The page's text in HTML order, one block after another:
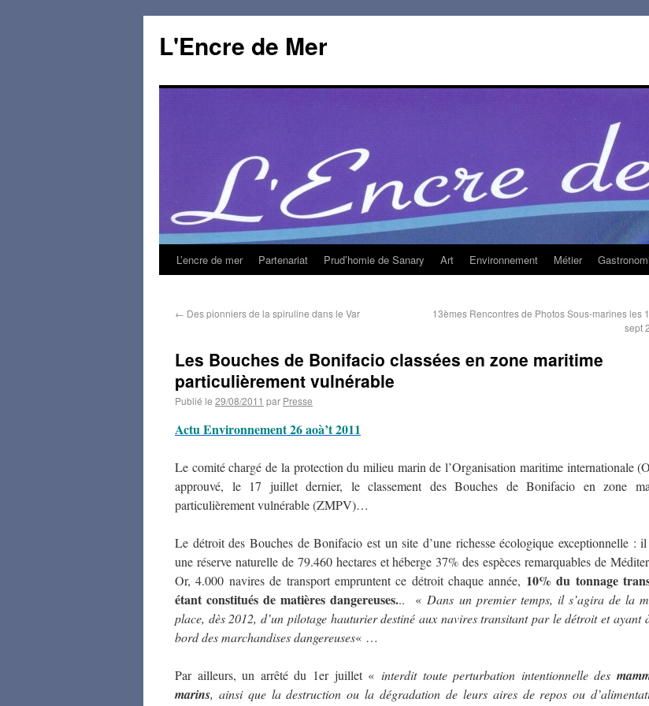
L'Encre de Mer
L’encre de mer Partenariat Prud’homie de Sanary Art Environnement Métier
← Des pionniers de la spiruline dans le Var
13èmes Rencontres de Photos Sous-marines les
sept
Les Bouches de Bonifacio classées en zone maritime
particulièrement vulnérable
Publié le 29/08/2011 par Presse
Actu Environnement 26 aoà’t 2011
Le comité chargé de la protection du milieu marin de l’Organisation maritime internationale
approuvé, le 17 juillet dernier, le classement des Bouches de Bonifacio en zone
particulièrement vulnérable (ZMPV)…
Le détroit des Bouches de Bonifacio est un site d’une richesse écologique exceptionnelle :
une réserve naturelle de 79.460 hectares et héberge 37% des espèces remarquables de
Or, 4.000 navires de transport empruntent ce détroit chaque année, 10% du tonnage
étant constitués de matières dangereuses... « Dans un premier temps, il s’agira de la
place, dès 2012, d’un pilotage hauturier destiné aux navires transitant par le détroit et
bord des marchandises dangereuses« …
Par ailleurs, un arrêté du 1er juillet « interdit toute perturbation intentionnelle des
marins, ainsi que la destruction ou la dégradation de leurs aires de repos ou